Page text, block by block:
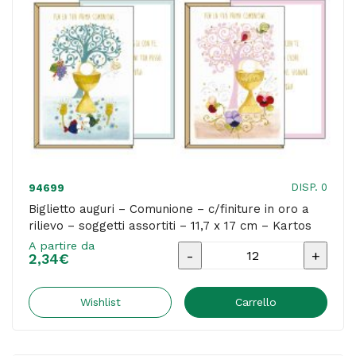
cm
Kartos
quantità
94699 DISP. 0
Biglietto auguri – Comunione – c/finiture in oro a
rilievo – soggetti assortiti – 11,7 x 17 cm – Kartos
A partire da
2,34€
Biglietto
-
Wishlist Carrello